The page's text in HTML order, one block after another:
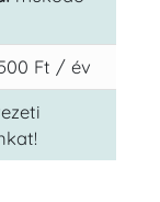
Ft / év